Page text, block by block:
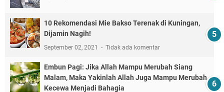
10 Rekomendasi Mie Bakso Terenak di Kuningan,
Dijamin Nagih!
September 02, 2021 Tidak ada komentar
Embun Pagi: Jika Allah Mampu Merubah Siang
Malam, Maka Yakinlah Allah Juga Mampu Merubah
Kecewa Menjadi Bahagia